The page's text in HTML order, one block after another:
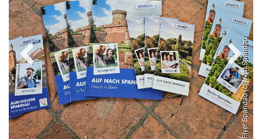
Flyer Spandau (c) Visit Spandau